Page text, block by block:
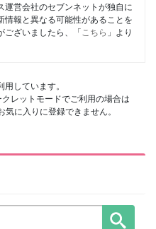
運営会社のセブンネットが独自に
報と異なる可能性があることを
ございましたら、「 こちら 」より
用しています。
レットモードでご利用の場合は
に入りに登録できません。